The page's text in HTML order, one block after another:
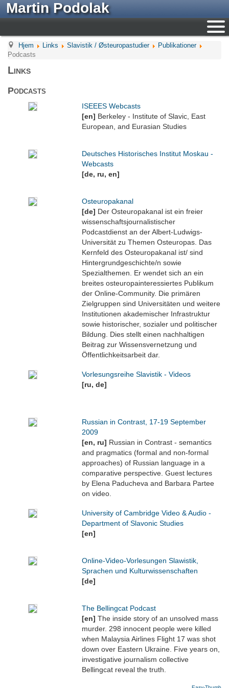
Martin Podolak
Hjem Links Slavistik / Østeuropastudier
Publikationer
Podcasts
Links
Podcasts
ISEEES Webcasts
[en] Berkeley - Institute of Slavic, East
European, and Eurasian Studies
Deutsches Historisches Institut Moskau -
Webcasts
[de, ru, en]
Osteuropakanal
[de] Der Osteuropakanal ist ein freier
wissenschaftsjournalistischer
Podcastdienst an der Albert-Ludwigs-
Universität zu Themen Osteuropas. Das
Kernfeld des Osteuropakanal ist/ sind
Hintergrundgeschichte/n sowie
Spezialthemen. Er wendet sich an ein
breites osteuropainteressiertes Publikum
der Online-Community. Die primären
Zielgruppen sind Universitäten und weitere
Institutionen akademischer Infrastruktur
sowie historischer, sozialer und politischer
Bildung. Dies stellt einen nachhaltigen
Beitrag zur Wissensvernetzung und
Öffentlichkeitsarbeit dar.
Vorlesungsreihe Slavistik - Videos
[ru, de]
Russian in Contrast, 17-19 September
2009
[en, ru] Russian in Contrast - semantics
and pragmatics (formal and non-formal
approaches) of Russian language in a
comparative perspective. Guest lectures
by Elena Paducheva and Barbara Partee
on video.
University of Cambridge Video & Audio -
Department of Slavonic Studies
[en]
Online-Video-Vorlesungen Slawistik,
Sprachen und Kulturwissenschaften
[de]
The Bellingcat Podcast
[en] The inside story of an unsolved mass
murder. 298 innocent people were killed
when Malaysia Airlines Flight 17 was shot
down over Eastern Ukraine. Five years on,
investigative journalism collective
Bellingcat reveal the truth.